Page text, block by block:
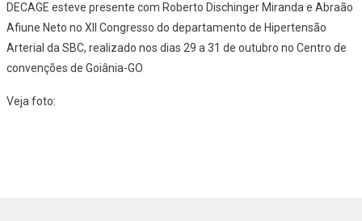
DECAGE esteve presente com Roberto Dischinger Miranda e Abraão
Afiune Neto no XII Congresso do departamento de Hipertensão
Arterial da SBC, realizado nos dias 29 a 31 de outubro no Centro de
convenções de Goiânia-GO
Veja foto: